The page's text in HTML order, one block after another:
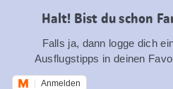
Halt! Bist du schon
Falls ja, dann logge dich
Ausflugstipps in deinen
Anmelden